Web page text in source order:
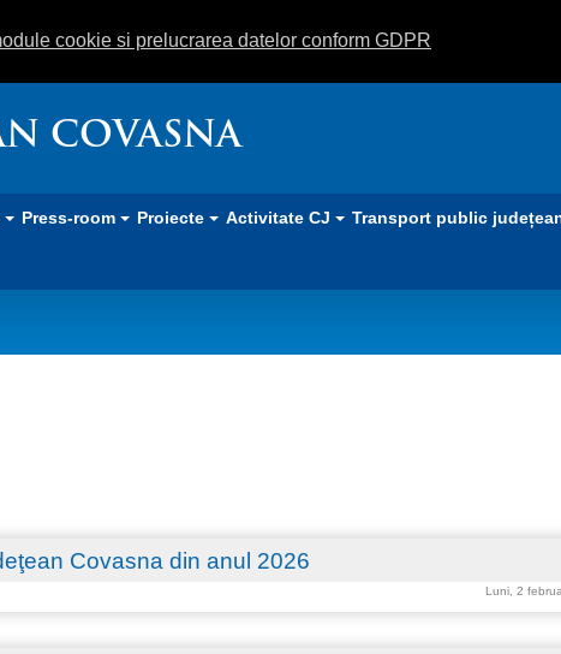
cookie si prelucrarea datelor conform GDPR
COVASNA
Press-room Proiecte Activitate CJ Transport public
Covasna din anul 2026
Luni, 2